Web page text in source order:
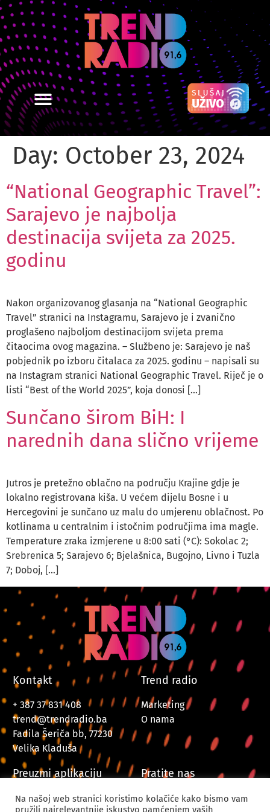
Day: October 23, 2024
“National Geographic Travel”:
Sarajevo je najbolja
destinacija svijeta za 2025.
godinu
Nakon organizovanog glasanja na “National Geographic
Travel” stranici na Instagramu, Sarajevo je i zvanično
proglašeno najboljom destinacijom svijeta prema
čitaocima ovog magazina. – Službeno je: Sarajevo je naš
pobjednik po izboru čitalaca za 2025. godinu – napisali su
na Instagram stranici National Geographic Travel. Riječ je o
listi “Best of the World 2025”, koja donosi […]
Sunčano širom BiH: I
narednih dana slično vrijeme
Jutros je pretežno oblačno na području Krajine gdje je
lokalno registrovana kiša. U većem dijelu Bosne i u
Hercegovini je sunčano uz malu do umjerenu oblačnost. Po
kotlinama u centralnim i istočnim područjima ima magle.
Temperature zraka izmjerene u 8:00 sati (°C): Sokolac 2;
Srebrenica 5; Sarajevo 6; Bjelašnica, Bugojno, Livno i Tuzla
7; Doboj, […]
Kontakt
+ 387 37 831 408
trend@trendradio.ba
Fadila Šeriča bb, 77230
Velika Kladuša
Trend radio
Marketing
O nama
Preuzmi aplikaciju Pratite nas
Na našoj web stranici koristimo kolačiće kako bismo vam
pružili najrelevantnije iskustvo pamćenjem vaših